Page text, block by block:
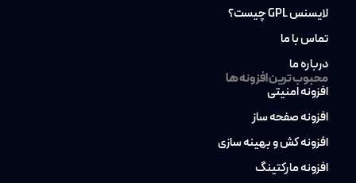
لایسنس GPL چیست؟
تماس با ما
درباره ما
محبوب ترین افزونه ها
افزونه امنیتی
افزونه صفحه ساز
افزونه کش و بهینه سازی
افزونه مارکتینگ